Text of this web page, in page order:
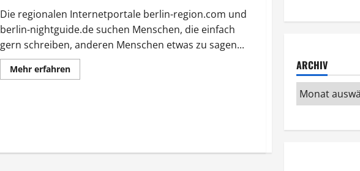
Die regionalen Internetportale berlin-region.com und
berlin-nightguide.de suchen Menschen, die einfach
gern schreiben, anderen Menschen etwas zu sagen...
Mehr erfahrenMehr
Informationen
ARCHIV